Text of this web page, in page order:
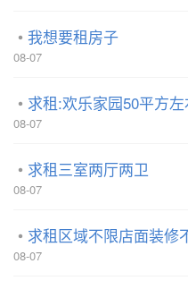
我想要租房子
08-07
求租:欢乐家园50平方
08-07
求租三室两厅两卫
08-07
求租区域不限店面装修
08-07